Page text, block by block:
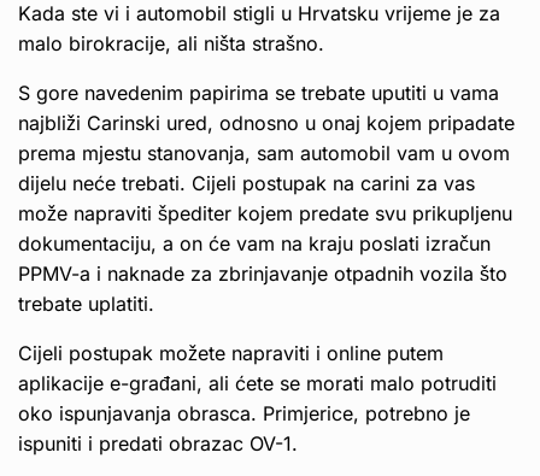
Kada ste vi i automobil stigli u Hrvatsku vrijeme je za
malo birokracije, ali ništa strašno.
S gore navedenim papirima se trebate uputiti u vama
najbliži Carinski ured, odnosno u onaj kojem pripadate
prema mjestu stanovanja, sam automobil vam u ovom
dijelu neće trebati. Cijeli postupak na carini za vas
može napraviti špediter kojem predate svu prikupljenu
dokumentaciju, a on će vam na kraju poslati izračun
PPMV-a i naknade za zbrinjavanje otpadnih vozila što
trebate uplatiti.
Cijeli postupak možete napraviti i online putem
aplikacije e-građani, ali ćete se morati malo potruditi
oko ispunjavanja obrasca. Primjerice, potrebno je
ispuniti i predati obrazac OV-1.